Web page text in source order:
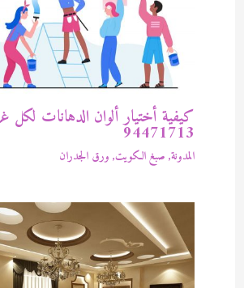
كيفية أختيار ألوان الدهانات لكل
94471713
المدونة, صبغ الكويت, ورق الجدران